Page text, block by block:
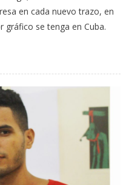
en cada nuevo trazo, en
gráfico se tenga en Cuba.